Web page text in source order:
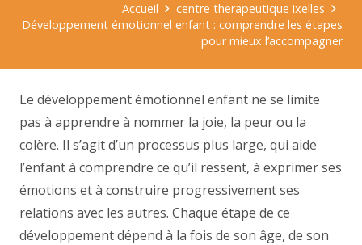
Accueil
centre therapeutique ixelles
Développement émotionnel enfant : comprendre les étapes
pour mieux l’accompagner
Le développement émotionnel enfant ne se limite
pas à apprendre à nommer la joie, la peur ou la
colère. Il s’agit d’un processus plus large, qui aide
l’enfant à comprendre ce qu’il ressent, à exprimer ses
émotions et à construire progressivement ses
relations avec les autres. Chaque étape de ce
développement dépend à la fois de son âge, de son